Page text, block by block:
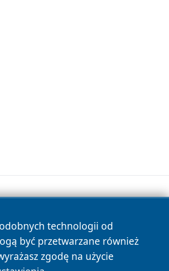
technologii od
być przetwarzane również
zgodę na użycie